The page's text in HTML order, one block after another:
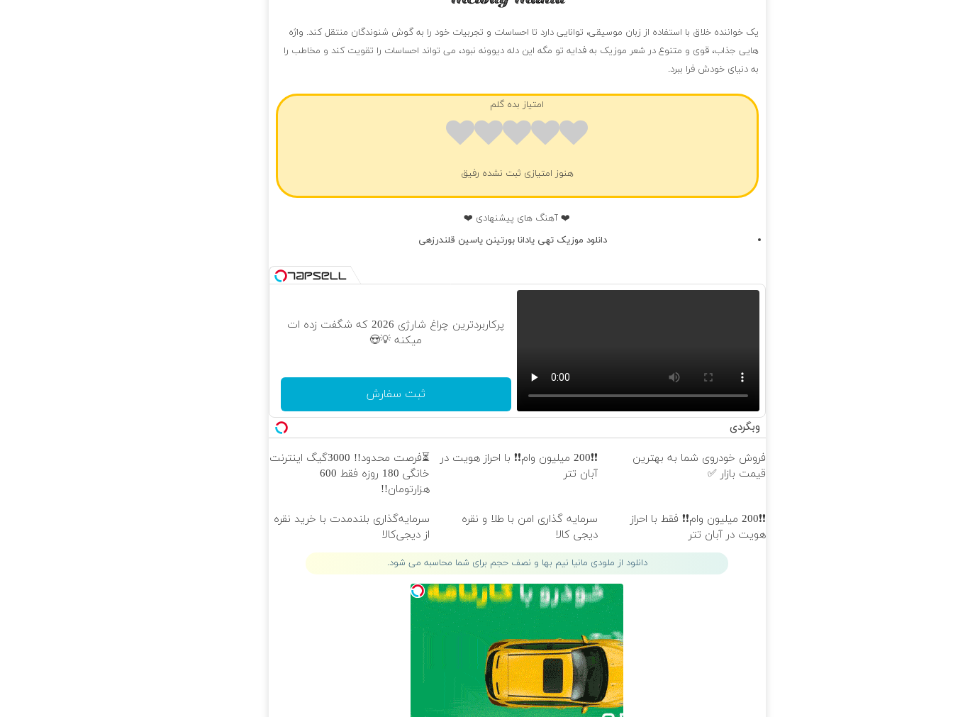
یک خواننده خلاق با استفاده از زبان موسیقی، توانایی دارد تا احساسات و تجربیات خود را به گوش شنوندگان منتقل کند. واژه
هایی جذاب، قوی و متنوع در شعر موزیک به فدایه تو مگه این دله دیوونه نبود، می تواند احساسات را تقویت کند و مخاطب را
به دنیای خودش فرا ببرد.
امتیاز بده گلم
هنوز امتیازی ثبت نشده رفیق
❤️ آهنگ های پیشنهادی ❤️
دانلود موزیک تهی یادانا بورتینن یاسین قلندرزهی
پرکاربردترین چراغ شارژی 2026 که شگفت زده ات
میکنه 💡😍
ثبت سفارش
وبگردی
فروش خودروی شما به بهترین
قیمت بازار ✅
❗❗200 میلیون وام❗❗ با احراز هویت در
آبان تتر
⏳فرصت محدود!! 3000گیگ اینترنت
خانگی 180 روزه فقط 600
هزارتومان!!
❗❗200 میلیون وام❗❗ فقط با احراز
هویت در آبان تتر
سرمایه گذاری امن با طلا و نقره
دیجی کالا
سرمایه‌گذاری بلندمدت با خرید نقره
از دیجی‌کالا
دانلود از ملودی مانیا نیم بها و نصف حجم برای شما محاسبه می شود.